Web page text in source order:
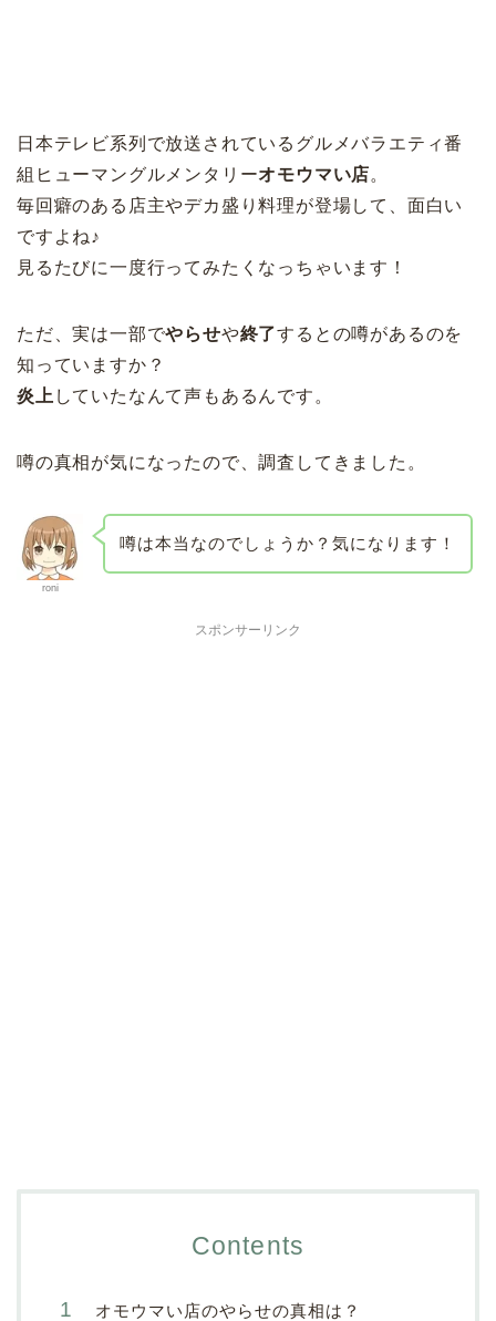
日本テレビ系列で放送されているグルメバラエティ番
組ヒューマングルメンタリーオモウマい店。
毎回癖のある店主やデカ盛り料理が登場して、面白い
ですよね♪
見るたびに一度行ってみたくなっちゃいます！
ただ、実は一部でやらせや終了するとの噂があるのを
知っていますか？
炎上 していたなんて声もあるんです。
噂の真相が気になったので、調査してきました。
roni
噂は本当なのでしょうか？気になります！
スポンサーリンク
Contents
オモウマい店のやらせの真相は？